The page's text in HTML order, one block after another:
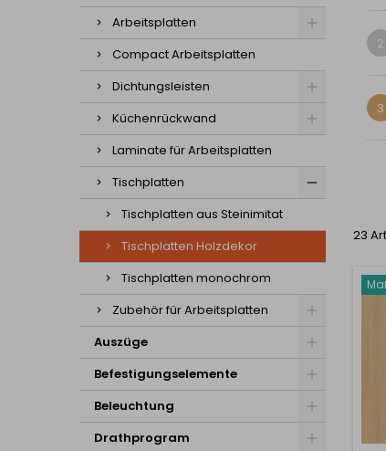
Arbeitsplatten
Compact Arbeitsplatten
Dichtungsleisten
Küchenrückwand
Laminate für Arbeitsplatten
Tischplatten
Tischplatten aus Steinimitat
Tischplatten Holzdekor
Tischplatten monochrom
Zubehör für Arbeitsplatten
Auszüge
Befestigungselemente
Beleuchtung
Drathprogram
2
3
23